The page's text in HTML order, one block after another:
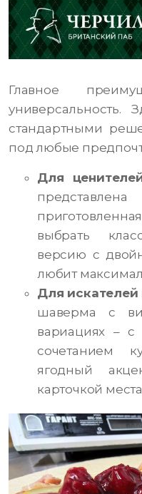
Главное
универсальность.
стандартными
под любые
Для
выбрать
версию с
любит
Для искателей
шаверма с
вариациях –
сочетанием
ягодный
карточкой